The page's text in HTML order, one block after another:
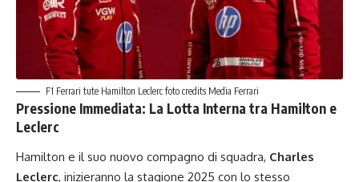
F1 Ferrari tute Hamilton Leclerc foto credits Media Ferrari
Pressione Immediata: La Lotta Interna tra Hamilton e
Leclerc
Hamilton e il suo nuovo compagno di squadra, Charles
Leclerc, inizieranno la stagione 2025 con lo stesso